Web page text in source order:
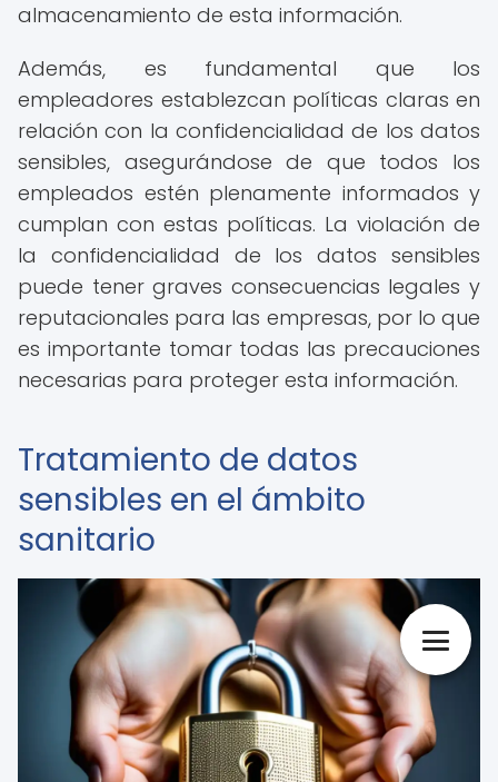
almacenamiento de esta información.
Además, es fundamental que los
empleadores establezcan políticas claras en
relación con la confidencialidad de los datos
sensibles, asegurándose de que todos los
empleados estén plenamente informados y
cumplan con estas políticas. La violación de
la confidencialidad de los datos sensibles
puede tener graves consecuencias legales y
reputacionales para las empresas, por lo que
es importante tomar todas las precauciones
necesarias para proteger esta información.
Tratamiento de datos
sensibles en el ámbito
sanitario